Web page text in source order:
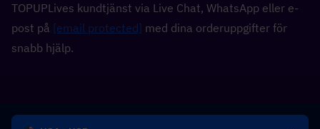
TOPUPLives kundtjänst via Live Chat, WhatsApp eller e-
post på [email protected] med dina orderuppgifter för
snabb hjälp.